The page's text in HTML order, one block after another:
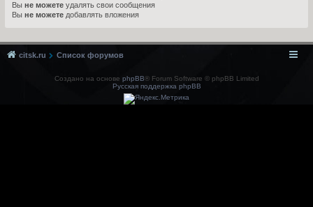
Вы не можете удалять свои сообщения
Вы не можете добавлять вложения
citsk.ru Список форумов
Создано на основе phpBB® Forum Software © phpBB Limited
Русская поддержка phpBB